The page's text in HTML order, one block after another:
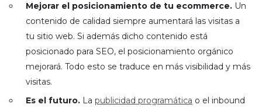
Mejorar el posicionamiento de tu ecommerce. Un
contenido de calidad siempre aumentará las visitas a
tu sitio web. Si además dicho contenido está
posicionado para SEO, el posicionamiento orgánico
mejorará. Todo esto se traduce en más visibilidad y más
visitas.
Es el futuro. La publicidad programática o el inbound